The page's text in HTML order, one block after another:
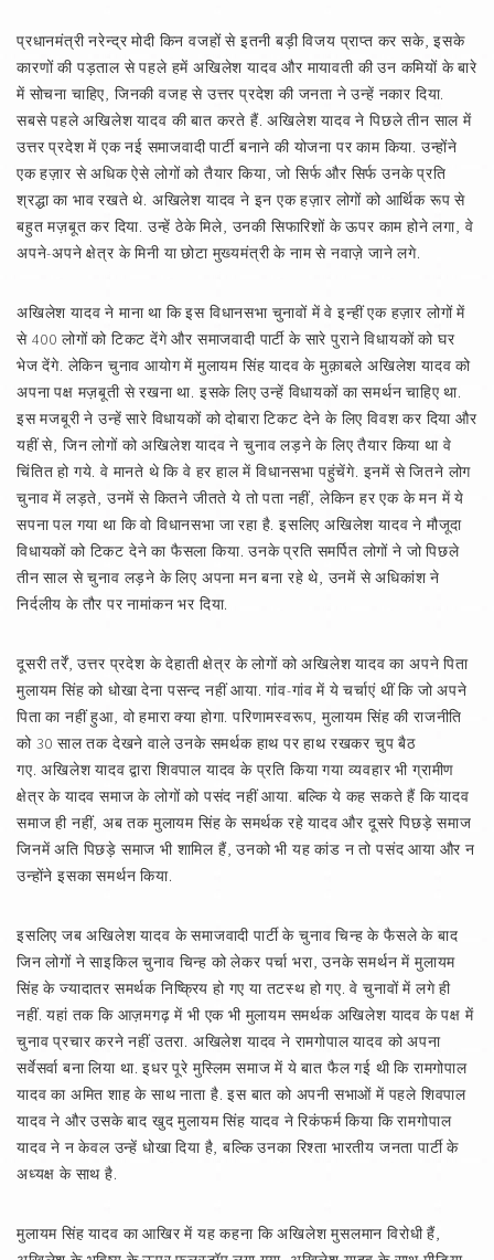
प्रधानमंत्री नरेन्द्र मोदी किन वजहों से इतनी बड़ी विजय प्राप्त कर सके, इसके
कारणों की पड़ताल से पहले हमें अखिलेश यादव और मायावती की उन कमियों के बारे
में सोचना चाहिए, जिनकी वजह से उत्तर प्रदेश की जनता ने उन्हें नकार दिया.
सबसे पहले अखिलेश यादव की बात करते हैं. अखिलेश यादव ने पिछले तीन साल में
उत्तर प्रदेश में एक नई समाजवादी पार्टी बनाने की योजना पर काम किया. उन्होंने
एक हज़ार से अधिक ऐसे लोगों को तैयार किया, जो सिर्फ और सिर्फ उनके प्रति
श्रद्धा का भाव रखते थे. अखिलेश यादव ने इन एक हज़ार लोगों को आर्थिक रूप से
बहुत मज़बूत कर दिया. उन्हें ठेके मिले, उनकी सिफारिशों के ऊपर काम होने लगा, वे
अपने-अपने क्षेत्र के मिनी या छोटा मुख्यमंत्री के नाम से नवाज़े जाने लगे.
अखिलेश यादव ने माना था कि इस विधानसभा चुनावों में वे इन्हीं एक हज़ार लोगों में
से 400 लोगों को टिकट देंगे और समाजवादी पार्टी के सारे पुराने विधायकों को घर
भेज देंगे. लेकिन चुनाव आयोग में मुलायम सिंह यादव के मुक़ाबले अखिलेश यादव को
अपना पक्ष मज़बूती से रखना था. इसके लिए उन्हें विधायकों का समर्थन चाहिए था.
इस मजबूरी ने उन्हें सारे विधायकों को दोबारा टिकट देने के लिए विवश कर दिया और
यहीं से, जिन लोगों को अखिलेश यादव ने चुनाव लड़ने के लिए तैयार किया था वे
चिंतित हो गये. वे मानते थे कि वे हर हाल में विधानसभा पहुंचेंगे. इनमें से जितने लोग
चुनाव में लड़ते, उनमें से कितने जीतते ये तो पता नहीं, लेकिन हर एक के मन में ये
सपना पल गया था कि वो विधानसभा जा रहा है. इसलिए अखिलेश यादव ने मौजूदा
विधायकों को टिकट देने का फैसला किया. उनके प्रति समर्पित लोगों ने जो पिछले
तीन साल से चुनाव लड़ने के लिए अपना मन बना रहे थे, उनमें से अधिकांश ने
निर्दलीय के तौर पर नामांकन भर दिया.
दूसरी तर्रें, उत्तर प्रदेश के देहाती क्षेत्र के लोगों को अखिलेश यादव का अपने पिता
मुलायम सिंह को धोखा देना पसन्द नहीं आया. गांव-गांव में ये चर्चाएं थीं कि जो अपने
पिता का नहीं हुआ, वो हमारा क्या होगा. परिणामस्वरूप, मुलायम सिंह की राजनीति
को 30 साल तक देखने वाले उनके समर्थक हाथ पर हाथ रखकर चुप बैठ
गए. अखिलेश यादव द्वारा शिवपाल यादव के प्रति किया गया व्यवहार भी ग्रामीण
क्षेत्र के यादव समाज के लोगों को पसंद नहीं आया. बल्कि ये कह सकते हैं कि यादव
समाज ही नहीं, अब तक मुलायम सिंह के समर्थक रहे यादव और दूसरे पिछड़े समाज
जिनमें अति पिछड़े समाज भी शामिल हैं, उनको भी यह कांड न तो पसंद आया और न
उन्होंने इसका समर्थन किया.
इसलिए जब अखिलेश यादव के समाजवादी पार्टी के चुनाव चिन्ह के फैसले के बाद
जिन लोगों ने साइकिल चुनाव चिन्ह को लेकर पर्चा भरा, उनके समर्थन में मुलायम
सिंह के ज्यादातर समर्थक निष्क्रिय हो गए या तटस्थ हो गए. वे चुनावों में लगे ही
नहीं. यहां तक कि आज़मगढ़ में भी एक भी मुलायम समर्थक अखिलेश यादव के पक्ष में
चुनाव प्रचार करने नहीं उतरा. अखिलेश यादव ने रामगोपाल यादव को अपना
सर्वेसर्वा बना लिया था. इधर पूरे मुस्लिम समाज में ये बात फैल गई थी कि रामगोपाल
यादव का अमित शाह के साथ नाता है. इस बात को अपनी सभाओं में पहले शिवपाल
यादव ने और उसके बाद खुद मुलायम सिंह यादव ने रिकंफर्म किया कि रामगोपाल
यादव ने न केवल उन्हें धोखा दिया है, बल्कि उनका रिश्ता भारतीय जनता पार्टी के
अध्यक्ष के साथ है.
मुलायम सिंह यादव का आखिर में यह कहना कि अखिलेश मुसलमान विरोधी हैं,